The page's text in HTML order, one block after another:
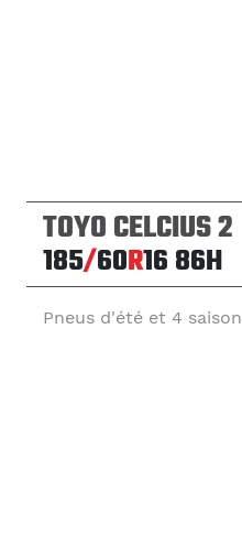
TOYO CELCIUS 2
185/60R16 86H
Pneus d'été et 4